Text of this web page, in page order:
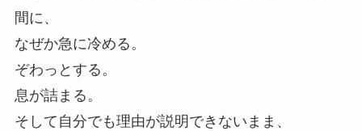
間に、
なぜか急に冷める。
ぞわっとする。
息が詰まる。
そして自分でも理由が説明できないまま、